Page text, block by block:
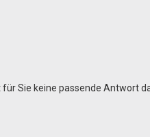
Sie keine passende Antwort